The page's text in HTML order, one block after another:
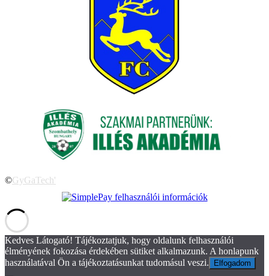
©GyGaTech'
Kedves Látogató! Tájékoztatjuk, hogy oldalunk felhasználói
élményének fokozása érdekében sütiket alkalmazunk. A honlapunk
használatával Ön a tájékoztatásunkat tudomásul veszi.
Elfogadom